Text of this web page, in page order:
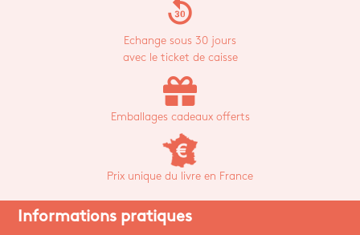
replay_30
Echange sous 30 jours
avec le ticket de caisse
Emballages cadeaux offerts
Prix unique du livre en France
Informations pratiques